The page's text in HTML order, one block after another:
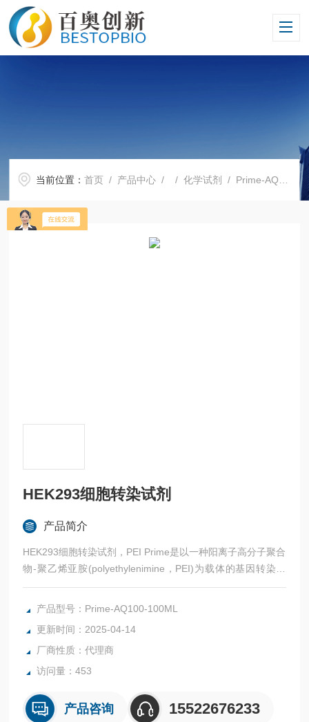
当前位置：首页 / 产品中心 / /化学试剂 / Prime-AQ100-100MLHEK293细胞转染试剂
HEK293细胞转染试剂
产品简介
HEK293细胞转染试剂，PEI Prime是以一种阳离子高分子聚合
物-聚乙烯亚胺(polyethylenimine，PEI)为载体的基因转染试
剂。
产品型号：Prime-AQ100-100ML
更新时间：2025-04-14
厂商性质：代理商
访问量：453
产品咨询 15522676233